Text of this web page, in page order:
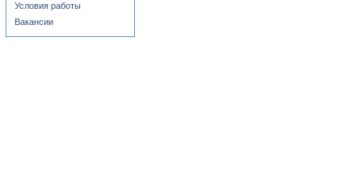
Условия работы
Вакансии